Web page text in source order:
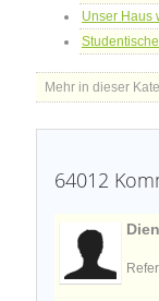
Unser Haus
Mehr in dieser
64012